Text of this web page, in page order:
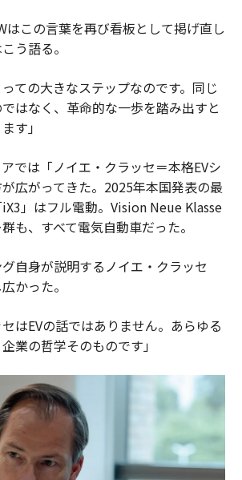
はこの言葉を再び看板として掲げ直し
う語る。
っての大きなステップなのです。同じ
はなく、革命的な一歩を踏み出すと
す」
では「ノイエ・クラッセ＝本格EVシ
広がってきた。2025年本国発表の最
」はフル電動。Vision Neue Klasse
も、すべて電気自動車だった。
自身が説明するノイエ・クラッセ
かった。
セはEVの話ではありません。あらゆる
業の哲学そのものです」